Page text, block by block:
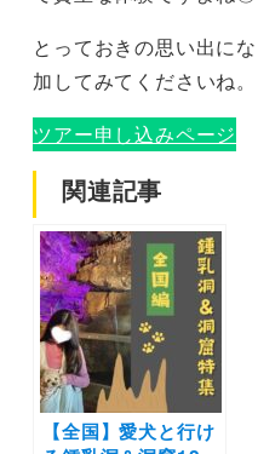
とっておきの思い出に
加してみてくださいね。
ツアー申し込みページ
関連記事
【全国】愛犬と行け